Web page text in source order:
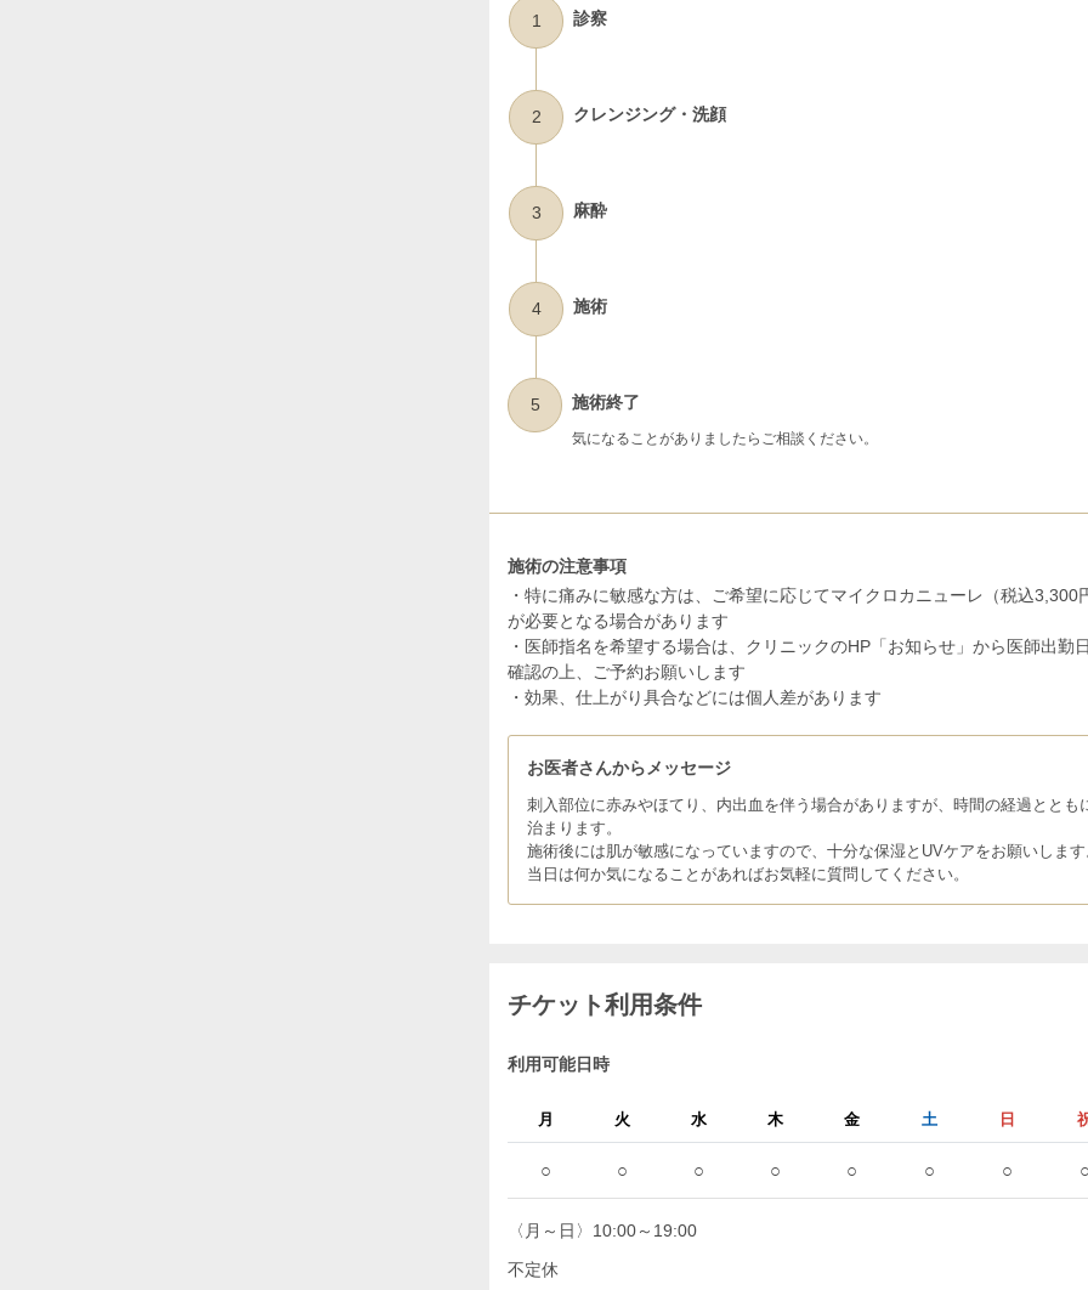
1 診察
2 クレンジング・洗顔
3 麻酔
4 施術
5 施術終了
気になることがありましたらご相談ください。
施術の注意事項
・特に痛みに敏感な方は、ご希望に応じてマイクロカニューレ（税込3,300
が必要となる場合があります
・医師指名を希望する場合は、クリニックのHP「お知らせ」から医師出勤
確認の上、ご予約お願いします
・効果、仕上がり具合などには個人差があります
お医者さんからメッセージ
刺入部位に赤みやほてり、内出血を伴う場合がありますが、時間の経過ととも
治まります。
施術後には肌が敏感になっていますので、十分な保湿とUVケアをお願いします
当日は何か気になることがあればお気軽に質問してください。
チケット利用条件
利用可能日時
月 火 水 木 金 土 日
○ ○ ○ ○ ○ ○ ○ ○
〈月～日〉10:00～19:00
不定休